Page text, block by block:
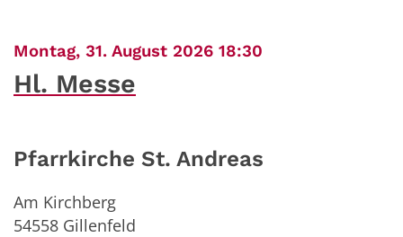
Montag, 31. August 2026 18:30
Hl. Messe
Pfarrkirche St. Andreas
Am Kirchberg
54558 Gillenfeld